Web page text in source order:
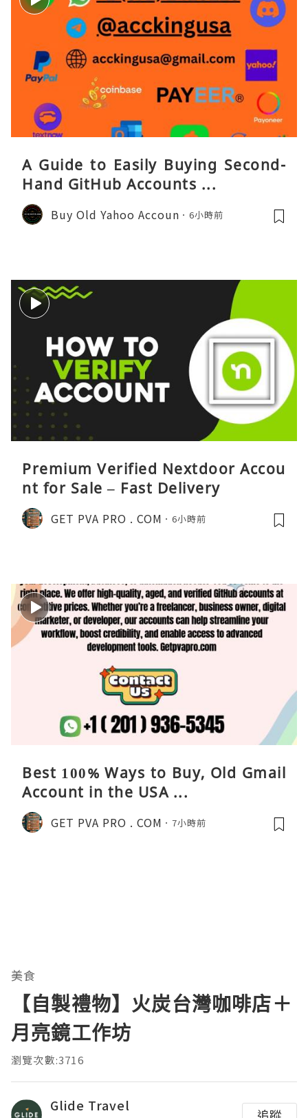
A Guide to Easily Buying Second-
Hand GitHub Accounts ...
Buy Old Yahoo Accoun 6小時前
Premium Verified Nextdoor Accou
nt for Sale – Fast Delivery
GET PVA PRO . COM 6小時前
Best 100% Ways to Buy, Old Gmail
Account in the USA ...
GET PVA PRO . COM 7小時前
美食
【自製禮物】火炭台灣咖啡店＋
月亮鏡工作坊
瀏覽次數:3716
Glide Travel
追蹤